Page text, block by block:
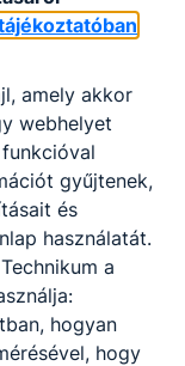
a
az
amely akkor
webhelyet
gyűjtenek,
és
használatát.
a
hogyan
hogy